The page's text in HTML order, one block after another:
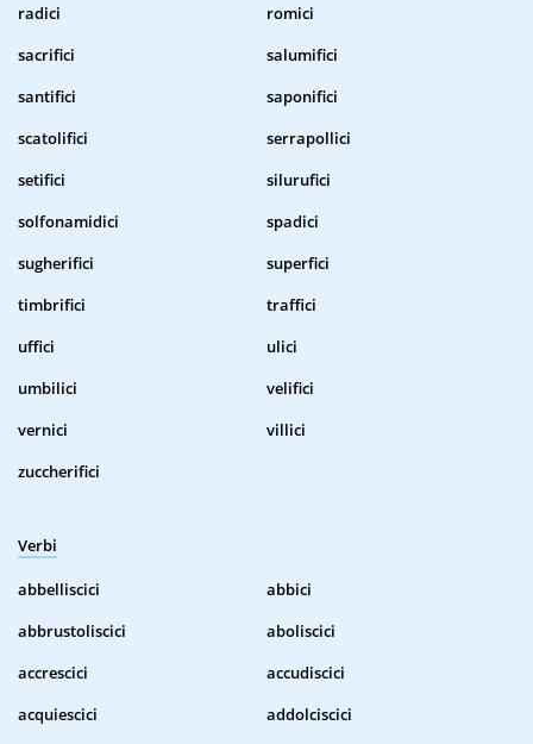
radici
romici
sacrifici
salumifici
santifici
saponifici
scatolifici
serrapollici
setifici
silurufici
solfonamidici
spadici
sugherifici
superfici
timbrifici
traffici
uffici
ulici
umbilici
velifici
vernici
villici
zuccherifici
Verbi
abbelliscici
abbici
abbrustoliscici
aboliscici
accrescici
accudiscici
acquiescici
addolciscici